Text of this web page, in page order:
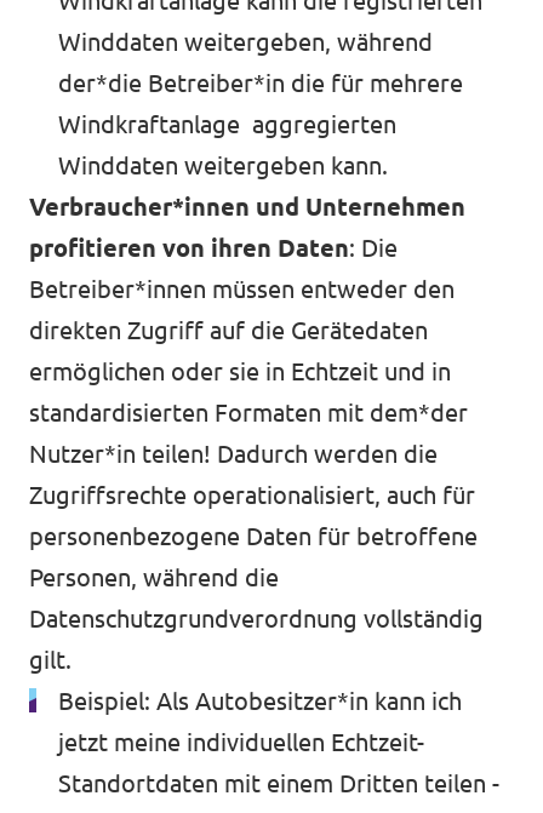
Winddaten weitergeben, während
der*die Betreiber*in die für mehrere
Windkraftanlage aggregierten
Winddaten weitergeben kann.
Verbraucher*innen und Unternehmen
profitieren von ihren Daten: Die
Betreiber*innen müssen entweder den
direkten Zugriff auf die Gerätedaten
ermöglichen oder sie in Echtzeit und in
standardisierten Formaten mit dem*der
Nutzer*in teilen! Dadurch werden die
Zugriffsrechte operationalisiert, auch für
personenbezogene Daten für betroffene
Personen, während die
Datenschutzgrundverordnung vollständig
gilt.
Beispiel: Als Autobesitzer*in kann ich
jetzt meine individuellen Echtzeit-
Standortdaten mit einem Dritten teilen -